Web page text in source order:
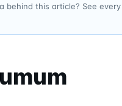
behind this article? See